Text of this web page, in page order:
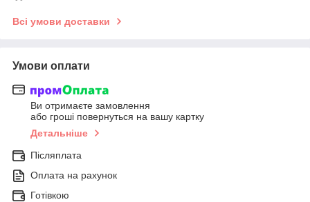
Всі умови доставки
Умови оплати
Ви отримаєте замовлення
або гроші повернуться на вашу картку
Детальніше
Післяплата
Оплата на рахунок
Готівкою